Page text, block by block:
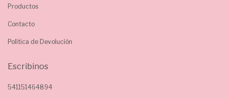
Productos
Contacto
Política de Devolución
Escribinos
541151464894